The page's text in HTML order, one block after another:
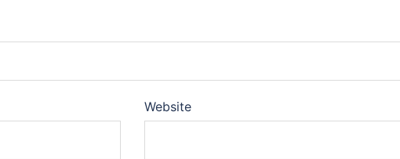
Website